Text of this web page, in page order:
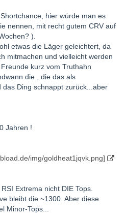
hier würde man es
nennen, mit recht gutem CRV auf
).
etwas die Läger geleichtert, da
mitmachen und vielleicht werden
kurz vom Truthahn
die , die das als
Ding schnappt zurück...aber
Jahren !
img/goldheat1jqvk.png]
Extrema nicht DIE Tops.
bleibt die ~1300. Aber diese
Minor-Tops...